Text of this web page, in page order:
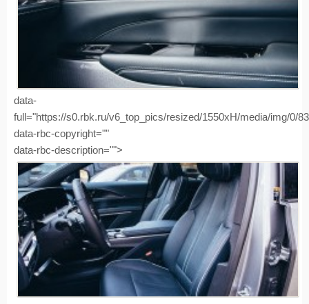
data-
full="https://s0.rbk.ru/v6_top_pics/resized/1550xH/media/img/0/
data-rbc-copyright=""
data-rbc-description="">